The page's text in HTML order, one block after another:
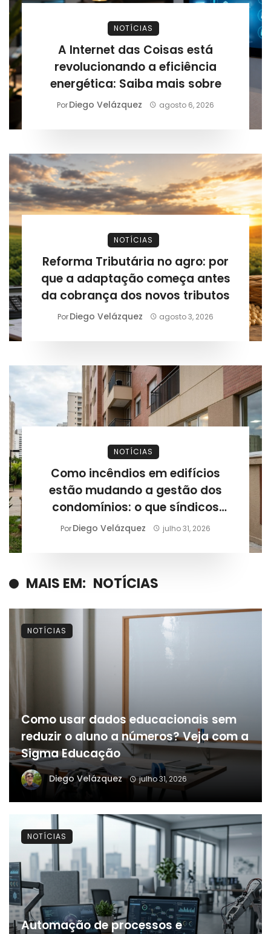
NOTÍCIAS
A Internet das Coisas está
revolucionando a eficiência
energética: Saiba mais sobre
PorDiego Velázquez agosto 6, 2026
NOTÍCIAS
Reforma Tributária no agro: por
que a adaptação começa antes
da cobrança dos novos tributos
PorDiego Velázquez agosto 3, 2026
NOTÍCIAS
Como incêndios em edifícios
estão mudando a gestão dos
condomínios: o que síndicos
precisam revisar após novos
PorDiego Velázquez julho 31, 2026
MAIS EM: NOTÍCIAS
Como usar dados educacionais sem
reduzir o aluno a números? Veja com a
Sigma Educação
Diego Velázquez julho 31, 2026
NOTÍCIAS
Automação de processos e
NOTÍCIAS